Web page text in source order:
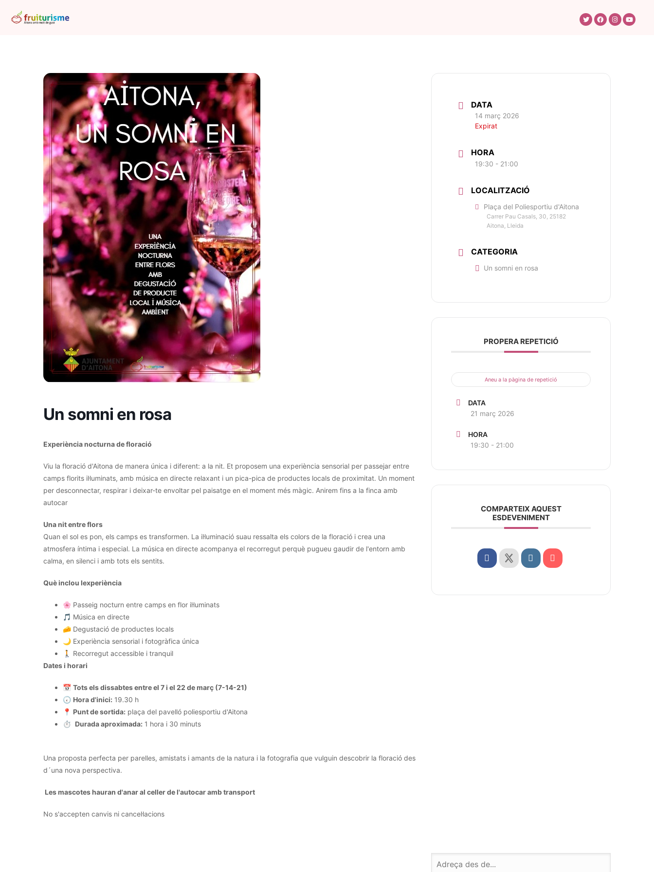
Un somni en rosa
Experiència nocturna de floració
Viu la floració d'Aitona de manera única i diferent: a la nit. Et proposem una experiència sensorial per passejar entre
camps florits il·luminats, amb música en directe relaxant i un pica-pica de productes locals de proximitat. Un moment
per desconnectar, respirar i deixar-te envoltar pel paisatge en el moment més màgic. Anirem fins a la finca amb
autocar
Una nit entre flors
Quan el sol es pon, els camps es transformen. La il·luminació suau ressalta els colors de la floració i crea una
atmosfera íntima i especial. La música en directe acompanya el recorregut perquè pugueu gaudir de l'entorn amb
calma, en silenci i amb tots els sentits.
Què inclou lexperiència
🌸 Passeig nocturn entre camps en flor il·luminats
🎵 Música en directe
🧀 Degustació de productes locals
🌙 Experiència sensorial i fotogràfica única
🚶 Recorregut accessible i tranquil
Dates i horari
📅 Tots els dissabtes entre el 7 i el 22 de març (7-14-21)
🕢 Hora d'inici: 19.30 h
📍 Punt de sortida: plaça del pavelló poliesportiu d'Aitona
⏱️ Durada aproximada: 1 hora i 30 minuts
Una proposta perfecta per parelles, amistats i amants de la natura i la fotografia que vulguin descobrir la floració des
d´una nova perspectiva.
Les mascotes hauran d'anar al celler de l'autocar amb transport
No s'accepten canvis ni cancel·lacions
DATA
14 març 2026
Expirat
HORA
19:30 - 21:00
LOCALITZACIÓ
Plaça del Poliesportiu d'Aitona
Carrer Pau Casals, 30, 25182
Aitona, Lleida
CATEGORIA
Un somni en rosa
PROPERA REPETICIÓ
Aneu a la pàgina de repetició
DATA
21 març 2026
HORA
19:30 - 21:00
COMPARTEIX AQUEST
ESDEVENIMENT